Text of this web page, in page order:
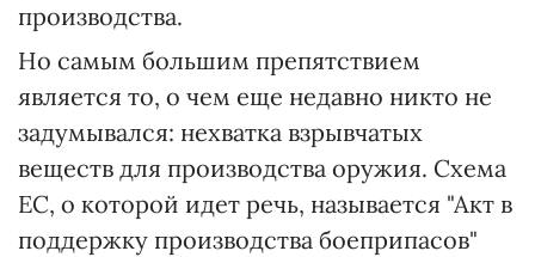
производства.
Но самым большим препятствием
является то, о чем еще недавно никто не
задумывался: нехватка взрывчатых
веществ для производства оружия. Схема
ЕС, о которой идет речь, называется "Акт в
поддержку производства боеприпасов"